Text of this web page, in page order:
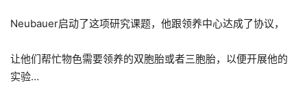
Neubauer启动了这项研究课题，他跟领养中心达成了协议，
让他们帮忙物色需要领养的双胞胎或者三胞胎，以便开展他的
实验…